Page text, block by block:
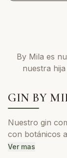
By Mila es
nuestra
inspiración.
GIN BY
Nuestro gin
con botánicos
nuestros
Ver mas